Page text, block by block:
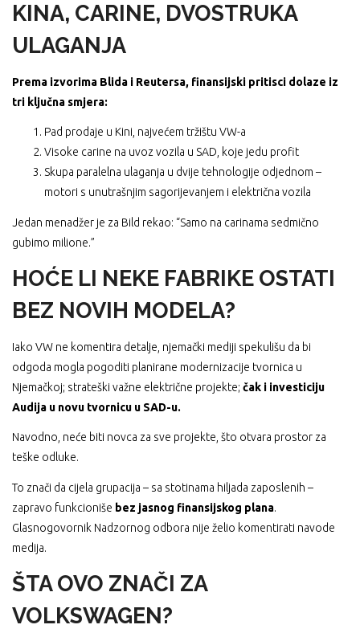
KINA, CARINE, DVOSTRUKA
ULAGANJA
Prema izvorima Blida i Reutersa, finansijski pritisci dolaze iz
tri ključna smjera:
Pad prodaje u Kini, najvećem tržištu VW-a
Visoke carine na uvoz vozila u SAD, koje jedu profit
Skupa paralelna ulaganja u dvije tehnologije odjednom –
motori s unutrašnjim sagorijevanjem i električna vozila
Jedan menadžer je za Bild rekao: “Samo na carinama sedmično
gubimo milione.”
HOĆE LI NEKE FABRIKE OSTATI
BEZ NOVIH MODELA?
Iako VW ne komentira detalje, njemački mediji spekulišu da bi
odgoda mogla pogoditi planirane modernizacije tvornica u
Njemačkoj; strateški važne električne projekte; čak i investiciju
Audija u novu tvornicu u SAD-u.
Navodno, neće biti novca za sve projekte, što otvara prostor za
teške odluke.
To znači da cijela grupacija – sa stotinama hiljada zaposlenih –
zapravo funkcioniše bez jasnog finansijskog plana.
Glasnogovornik Nadzornog odbora nije želio komentirati navode
medija.
ŠTA OVO ZNAČI ZA
VOLKSWAGEN?